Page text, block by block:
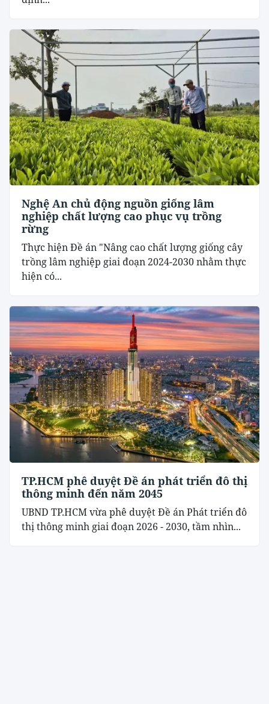
Nghệ An chủ động nguồn giống lâm
nghiệp chất lượng cao phục vụ trồng
rừng
Thực hiện Đề án "Nâng cao chất lượng giống cây
trồng lâm nghiệp giai đoạn 2024-2030 nhằm thực
hiện có...
TP.HCM phê duyệt Đề án phát triển đô thị
thông minh đến năm 2045
UBND TP.HCM vừa phê duyệt Đề án Phát triển đô
thị thông minh giai đoạn 2026 - 2030, tầm nhìn...